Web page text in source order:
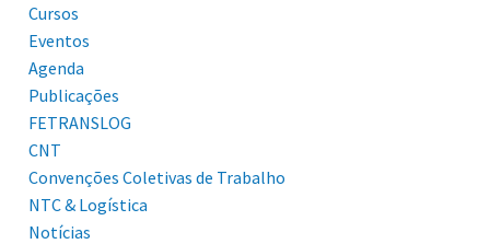
Cursos
Eventos
Agenda
Publicações
FETRANSLOG
CNT
Convenções Coletivas de Trabalho
NTC & Logística
Notícias